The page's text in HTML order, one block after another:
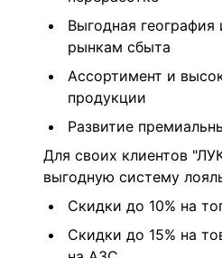
Выгодная география
рынкам сбыта
Ассортимент и
продукции
Развитие
Для своих клиентов
выгодную систему
Скидки до 10% на
Скидки до 15% на